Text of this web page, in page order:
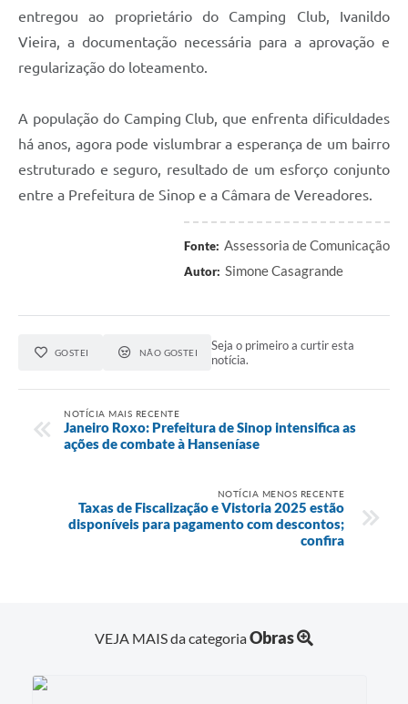
entregou ao proprietário do Camping Club, Ivanildo
Vieira, a documentação necessária para a aprovação e
regularização do loteamento.
A população do Camping Club, que enfrenta dificuldades
há anos, agora pode vislumbrar a esperança de um bairro
estruturado e seguro, resultado de um esforço conjunto
entre a Prefeitura de Sinop e a Câmara de Vereadores.
Fonte: Assessoria de Comunicação
Autor: Simone Casagrande
GOSTEI NÃO GOSTEI
Seja o primeiro a curtir esta
notícia.
NOTÍCIA MAIS RECENTE
Janeiro Roxo: Prefeitura de Sinop intensifica as
ações de combate à Hanseníase
NOTÍCIA MENOS RECENTE
Taxas de Fiscalização e Vistoria 2025 estão
disponíveis para pagamento com descontos;
confira
VEJA MAIS da categoriaObras